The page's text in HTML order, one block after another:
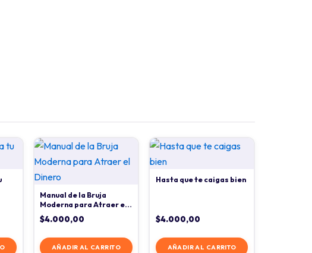
Manual de la Bruja
Moderna para Atraer el
Dinero
$4.000,00
AÑADIR AL CARRITO
Hasta que te caigas bien
$4.000,00
AÑADIR AL CARRITO